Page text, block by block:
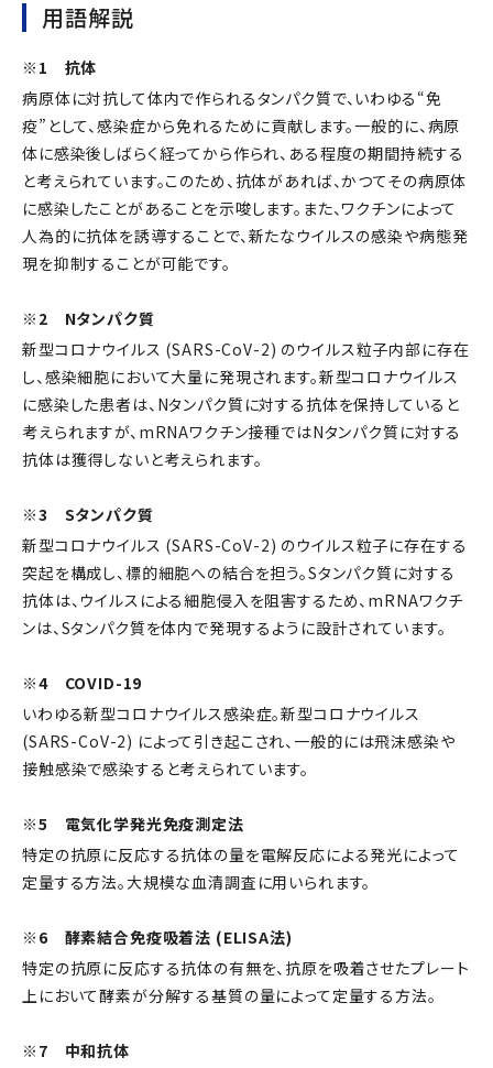
用語解説
※1 抗体
病原体に対抗して体内で作られるタンパク質で、いわゆる“免
疫”として、感染症から免れるために貢献します。一般的に、病原
体に感染後しばらく経ってから作られ、ある程度の期間持続する
と考えられています。このため、抗体があれば、かつてその病原体
に感染したことがあることを示唆します。また、ワクチンによって
人為的に抗体を誘導することで、新たなウイルスの感染や病態発
現を抑制することが可能です。
※2 Nタンパク質
新型コロナウイルス (SARS-CoV-2) のウイルス粒子内部に存在
し、感染細胞において大量に発現されます。新型コロナウイルス
に感染した患者は、Nタンパク質に対する抗体を保持していると
考えられますが、mRNAワクチン接種ではNタンパク質に対する
抗体は獲得しないと考えられます。
※3 Sタンパク質
新型コロナウイルス (SARS-CoV-2) のウイルス粒子に存在する
突起を構成し、標的細胞への結合を担う。Sタンパク質に対する
抗体は、ウイルスによる細胞侵入を阻害するため、mRNAワクチ
ンは、Sタンパク質を体内で発現するように設計されています。
※4 COVID-19
いわゆる新型コロナウイルス感染症。新型コロナウイルス
(SARS-CoV-2) によって引き起こされ、一般的には飛沫感染や
接触感染で感染すると考えられています。
※5 電気化学発光免疫測定法
特定の抗原に反応する抗体の量を電解反応による発光によって
定量する方法。大規模な血清調査に用いられます。
※6 酵素結合免疫吸着法 (ELISA法)
特定の抗原に反応する抗体の有無を、抗原を吸着させたプレート
上において酵素が分解する基質の量によって定量する方法。
※7 中和抗体